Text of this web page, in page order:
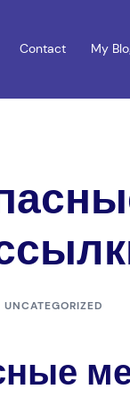
Contact My
UNCATEGORIZED